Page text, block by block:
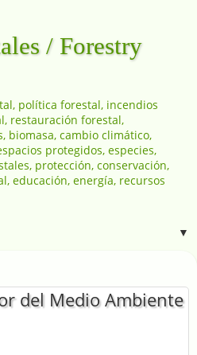
/ Forestry
política forestal, incendios
restauración forestal,
biomasa, cambio climático,
protegidos, especies,
protección, conservación,
educación, energía, recursos
▼
del Medio Ambiente